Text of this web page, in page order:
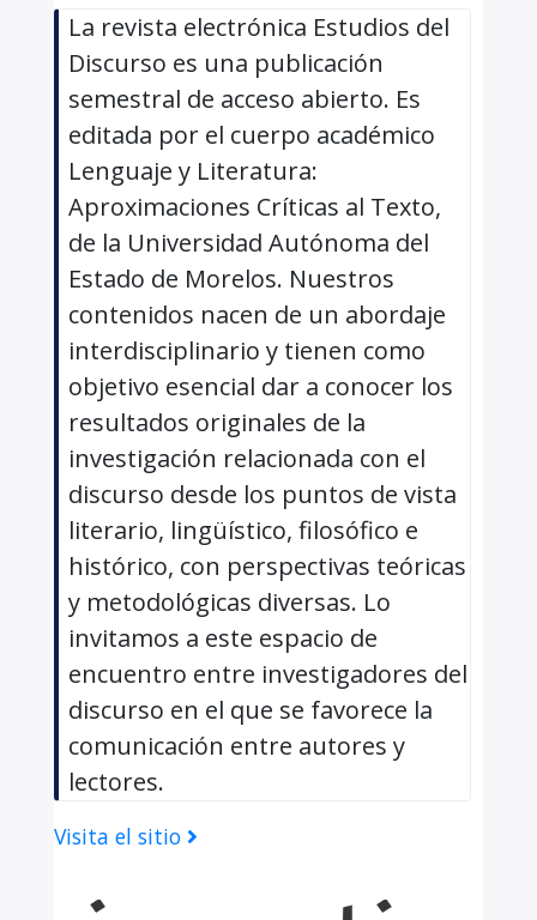
La revista electrónica Estudios del
Discurso es una publicación
semestral de acceso abierto. Es
editada por el cuerpo académico
Lenguaje y Literatura:
Aproximaciones Críticas al Texto,
de la Universidad Autónoma del
Estado de Morelos. Nuestros
contenidos nacen de un abordaje
interdisciplinario y tienen como
objetivo esencial dar a conocer los
resultados originales de la
investigación relacionada con el
discurso desde los puntos de vista
literario, lingüístico, filosófico e
histórico, con perspectivas teóricas
y metodológicas diversas. Lo
invitamos a este espacio de
encuentro entre investigadores del
discurso en el que se favorece la
comunicación entre autores y
lectores.
Visita el sitio